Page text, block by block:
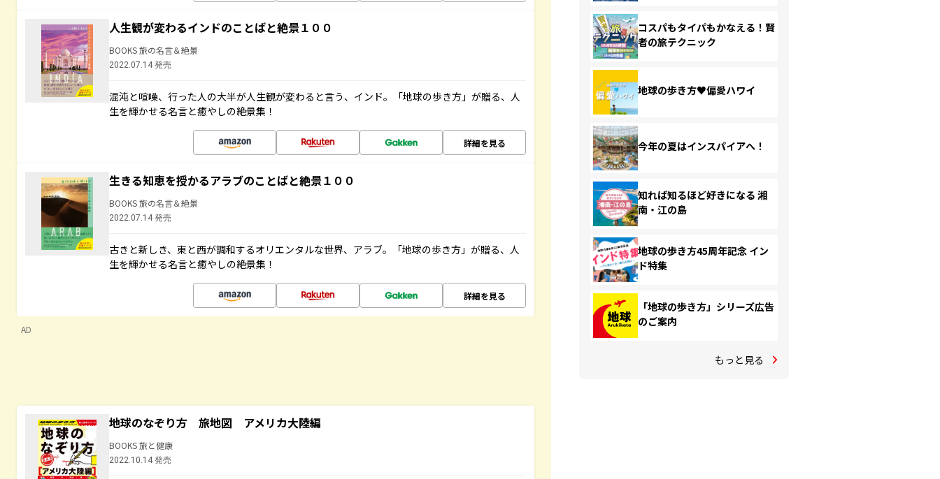
人生観が変わるインドのことばと絶景１００
BOOKS 旅の名言＆絶景
2022.07.14 発売
混沌と喧噪、行った人の大半が人生観が変わると言う、インド。「地球の歩き方」が贈る、人
生を輝かせる名言と癒やしの絶景集！
詳細を見る
生きる知恵を授かるアラブのことばと絶景１００
BOOKS 旅の名言＆絶景
2022.07.14 発売
古きと新しき、東と西が調和するオリエンタルな世界、アラブ。「地球の歩き方」が贈る、人
生を輝かせる名言と癒やしの絶景集！
詳細を見る
AD
地球のなぞり方 旅地図 アメリカ大陸編
BOOKS 旅と健康
2022.10.14 発売
コスパもタイパもかなえる！賢
者の旅テクニック
地球の歩き方♥偏愛ハワイ
今年の夏はインスパイアへ！
知れば知るほど好きになる 湘
南・江の島
地球の歩き方45周年記念 イン
ド特集
「地球の歩き方」シリーズ広告
のご案内
もっと見る